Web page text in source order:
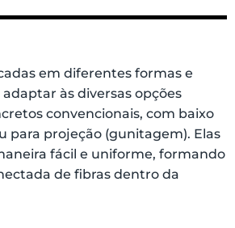
em diferentes formas e
às diversas opções
convencionais, com baixo
para projeção (gunitagem). Elas
fácil e uniforme, formando
de fibras dentro da